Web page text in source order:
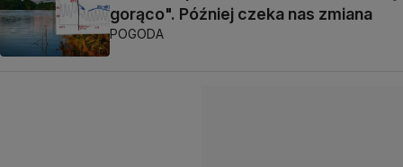
gorąco". Później czeka nas zmiana
POGODA